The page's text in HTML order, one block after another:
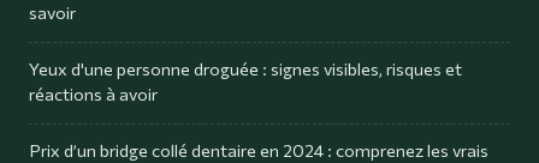
savoir
Yeux d'une personne droguée : signes visibles, risques et
réactions à avoir
Prix d’un bridge collé dentaire en 2024 : comprenez les vrais